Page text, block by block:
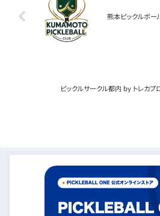
熊本ピックルボー
ピックルサークル都内 by トレカプ